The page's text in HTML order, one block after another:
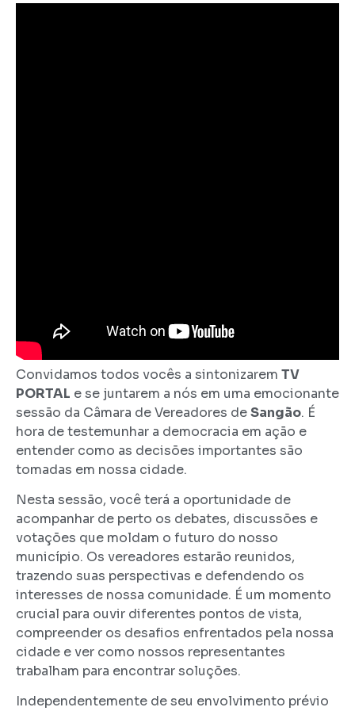
Convidamos todos vocês a sintonizarem TV
PORTAL e se juntarem a nós em uma emocionante
sessão da Câmara de Vereadores deSangão. É
hora de testemunhar a democracia em ação e
entender como as decisões importantes são
tomadas em nossa cidade.
Nesta sessão, você terá a oportunidade de
acompanhar de perto os debates, discussões e
votações que moldam o futuro do nosso
município. Os vereadores estarão reunidos,
trazendo suas perspectivas e defendendo os
interesses de nossa comunidade. É um momento
crucial para ouvir diferentes pontos de vista,
compreender os desafios enfrentados pela nossa
cidade e ver como nossos representantes
trabalham para encontrar soluções.
Independentemente de seu envolvimento prévio